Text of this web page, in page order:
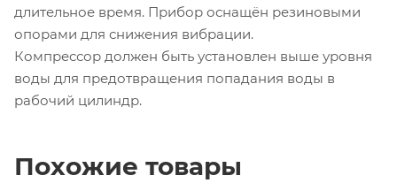
длительное время. Прибор оснащён резиновыми
опорами для снижения вибрации.
Компрессор должен быть установлен выше уровня
воды для предотвращения попадания воды в
рабочий цилиндр.
Похожие товары